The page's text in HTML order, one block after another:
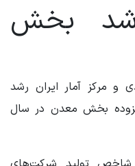
بخش
رشد منفی ۰.۴ درصدی و مرکز آمار ایران رشد
افزوده بخش معدن در سال